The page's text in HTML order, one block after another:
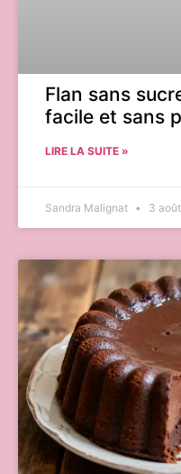
Flan sans
facile et sans
LIRE LA SUITE »
Sandra Malignat 3